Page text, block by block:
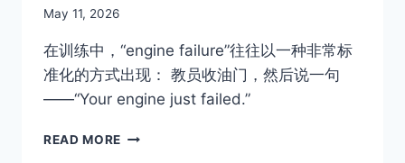
By
May 11, 2026
在训练中，“engine failure”往往以一种非常标
准化的方式出现： 教员收油门，然后说一句
——“Your engine just failed.”
READ MORE 飞